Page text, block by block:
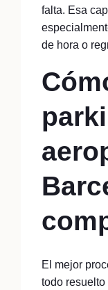
falta. Esa
de hora o
El mejor
todo